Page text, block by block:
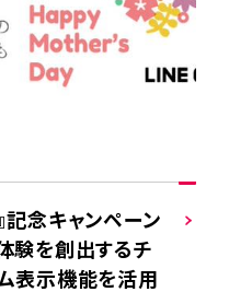
記念キャンペーン
験を創出するチ
表示機能を活用